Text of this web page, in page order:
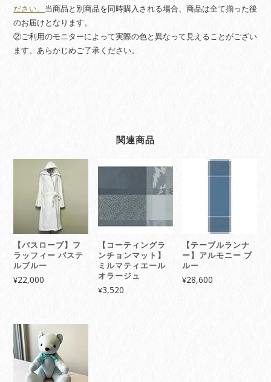
ださい。 当商品と別商品を同時購入される場合、商品は全て揃った後
のお届けとなります。
②ご利用のモニターによって実際の色と異なって見えることがござい
ます。あらかじめご了承ください。
関連商品
【バスローブ】フ
ラッフィー パステ
ルブルー
¥22,000
【コーティングラ
ンチョンマット】
ミルマティエール
オラージュ
¥3,520
【テーブルランナ
ー】アルモニー ブ
ルー
¥28,600